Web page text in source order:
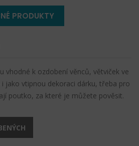
PRODUKTY
vhodné k ozdobení věnců, větviček ve
jako vtipnou dekoraci dárku, třeba pro
poutko, za které je můžete pověsit.